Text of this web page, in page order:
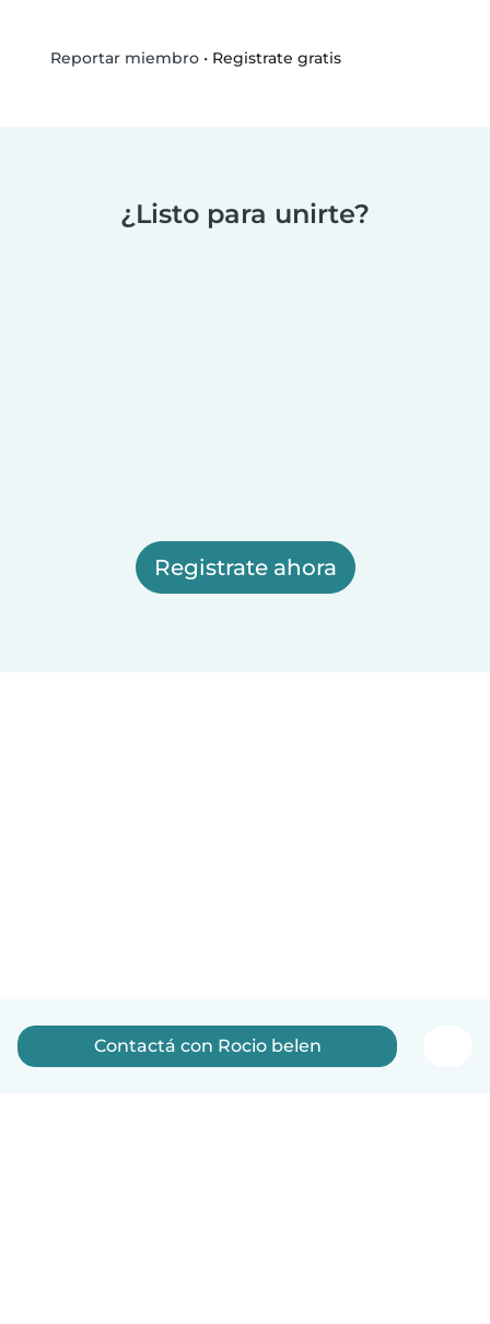
Reportar miembro• Registrate gratis
¿Listo para unirte?
Registrate ahora
Contactá con Rocio belen